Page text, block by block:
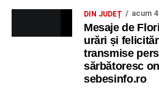
DIN JUDEȚ acum
Mesaje de
urări și
transmise
sărbătoresc
sebesinfo.ro